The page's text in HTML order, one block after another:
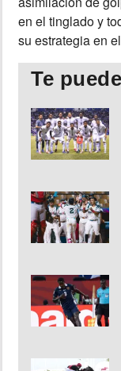
en el tinglado y
su estrategia en
Te